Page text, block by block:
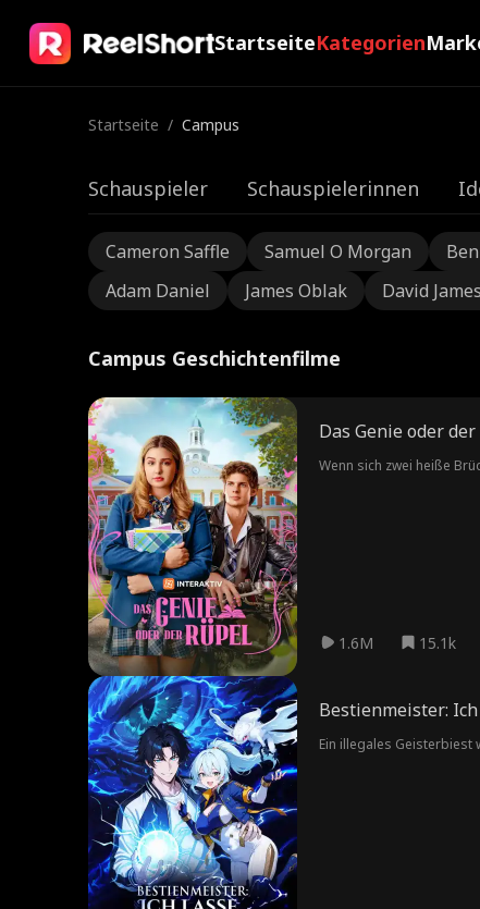
StartseiteKategorien
Startseite / Campus
Schauspieler Schauspielerinnen
Cameron Saffle Samuel O Morgan
Adam Daniel
James Oblak David James
Campus Geschichtenfilme
Das Genie oder
Wenn sich zwei heiße
1.6M 15.1k
Bestienmeister:
Ein illegales Geisterbiest